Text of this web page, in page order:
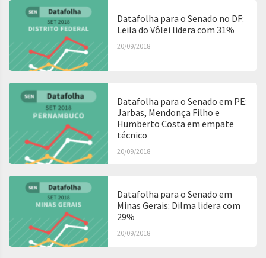
Datafolha para o Senado no DF:
Leila do Vôlei lidera com 31%
20/09/2018
Datafolha para o Senado em PE:
Jarbas, Mendonça Filho e
Humberto Costa em empate
técnico
20/09/2018
Datafolha para o Senado em
Minas Gerais: Dilma lidera com
29%
20/09/2018